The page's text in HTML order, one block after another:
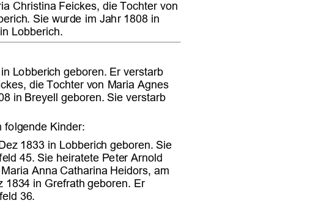











